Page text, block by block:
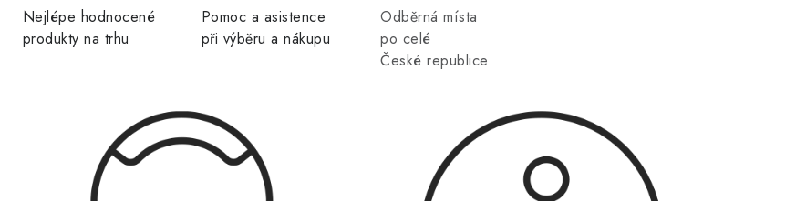
Nejlépe hodnocené
produkty na trhu
Pomoc a asistence
při výběru a nákupu
Odběrná místa
po celé
České republice